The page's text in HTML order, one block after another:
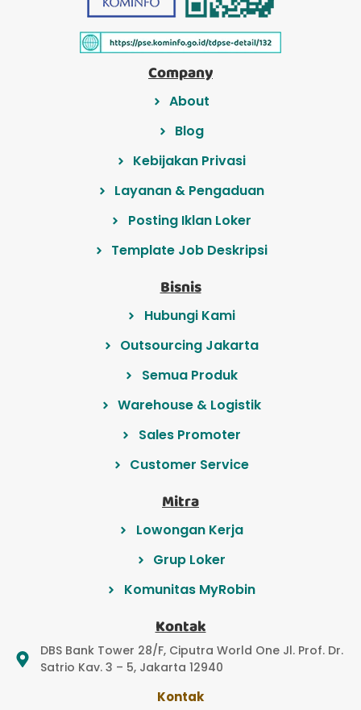
Company
About
Blog
Kebijakan Privasi
Layanan & Pengaduan
Posting Iklan Loker
Template Job Deskripsi
Bisnis
Hubungi Kami
Outsourcing Jakarta
Semua Produk
Warehouse & Logistik
Sales Promoter
Customer Service
Mitra
Lowongan Kerja
Grup Loker
Komunitas MyRobin
Kontak
DBS Bank Tower 28/F, Ciputra World One Jl. Prof. Dr.
Satrio Kav. 3 – 5, Jakarta 12940
Kontak